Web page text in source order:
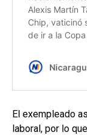
El exempleado
laboral, por lo